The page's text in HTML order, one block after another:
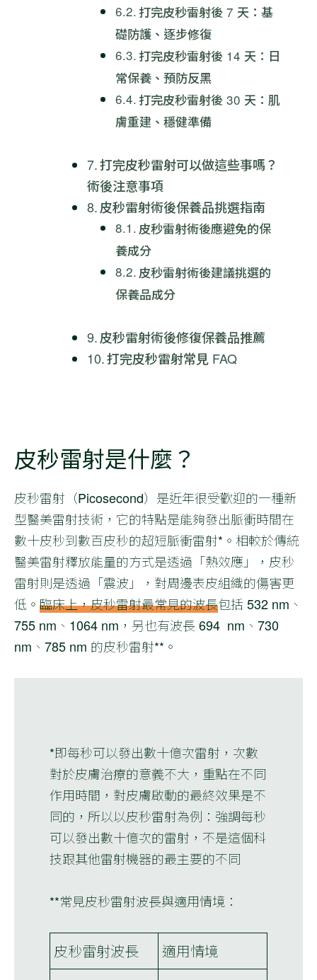
打完皮秒雷射後 7 天：基
礎防護、逐步修復
打完皮秒雷射後 14 天：日
常保養、預防反黑
打完皮秒雷射後 30 天：肌
膚重建、穩健準備
打完皮秒雷射可以做這些事嗎？
術後注意事項
皮秒雷射術後保養品挑選指南
皮秒雷射術後應避免的保
養成分
皮秒雷射術後建議挑選的
保養品成分
皮秒雷射術後修復保養品推薦
打完皮秒雷射常見 FAQ
皮秒雷射是什麼？
皮秒雷射（Picosecond）是近年很受歡迎的一種新
型醫美雷射技術，它的特點是能夠發出脈衝時間在
數十皮秒到數百皮秒的超短脈衝雷射*。相較於傳統
醫美雷射釋放能量的方式是透過「熱效應」，皮秒
雷射則是透過「震波」，對周邊表皮組織的傷害更
低。 臨床上，皮秒雷射最常見的波長包括 532 nm、
755 nm、1064 nm，另也有波長 694 nm、730
nm、785 nm 的皮秒雷射**。
*即每秒可以發出數十億次雷射，次數
對於皮膚治療的意義不大，重點在不同
作用時間，對皮膚啟動的最終效果是不
同的，所以以皮秒雷射為例：強調每秒
可以發出數十億次的雷射，不是這個科
技跟其他雷射機器的最主要的不同
**常見皮秒雷射波長與適用情境：
皮秒雷射波長
適用情境